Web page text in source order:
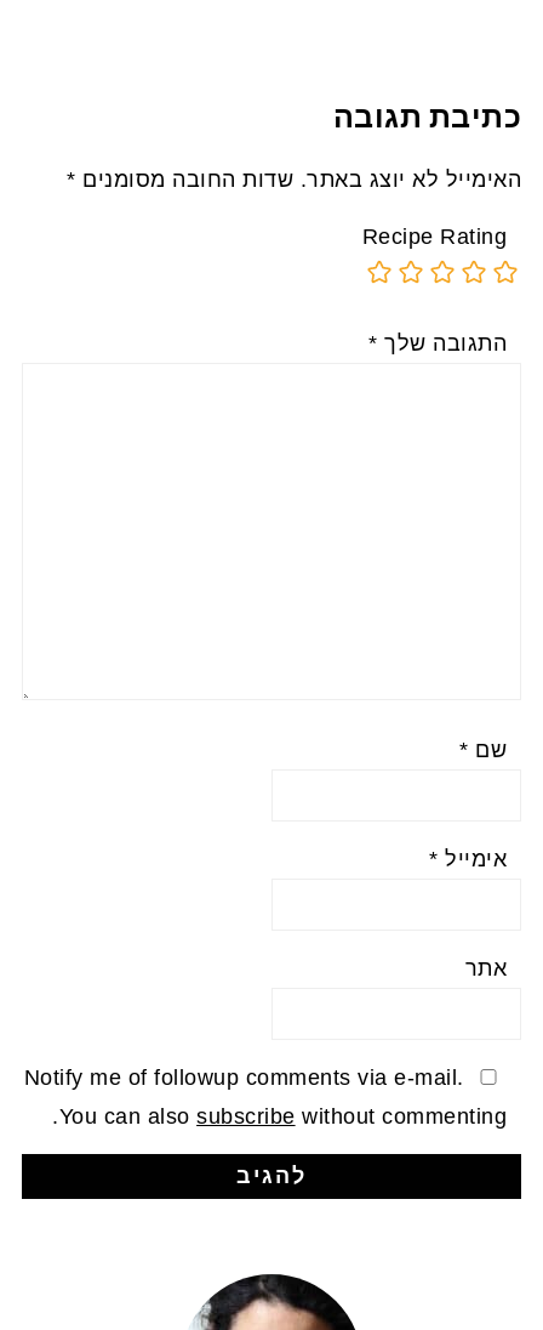
כתיבת תגובה
האימייל לא יוצג באתר. שדות החובה מסומנים *
Recipe Rating
התגובה שלך *
שם *
אימייל *
אתר
Notify me of followup comments via e-mail.
You can alsosubscribe without commenting.